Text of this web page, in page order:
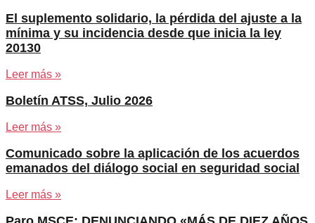
El suplemento solidario, la pérdida del ajuste a la
mínima y su incidencia desde que inicia la ley
20130
Leer más »
Boletín ATSS, Julio 2026
Leer más »
Comunicado sobre la aplicación de los acuerdos
emanados del diálogo social en seguridad social
Leer más »